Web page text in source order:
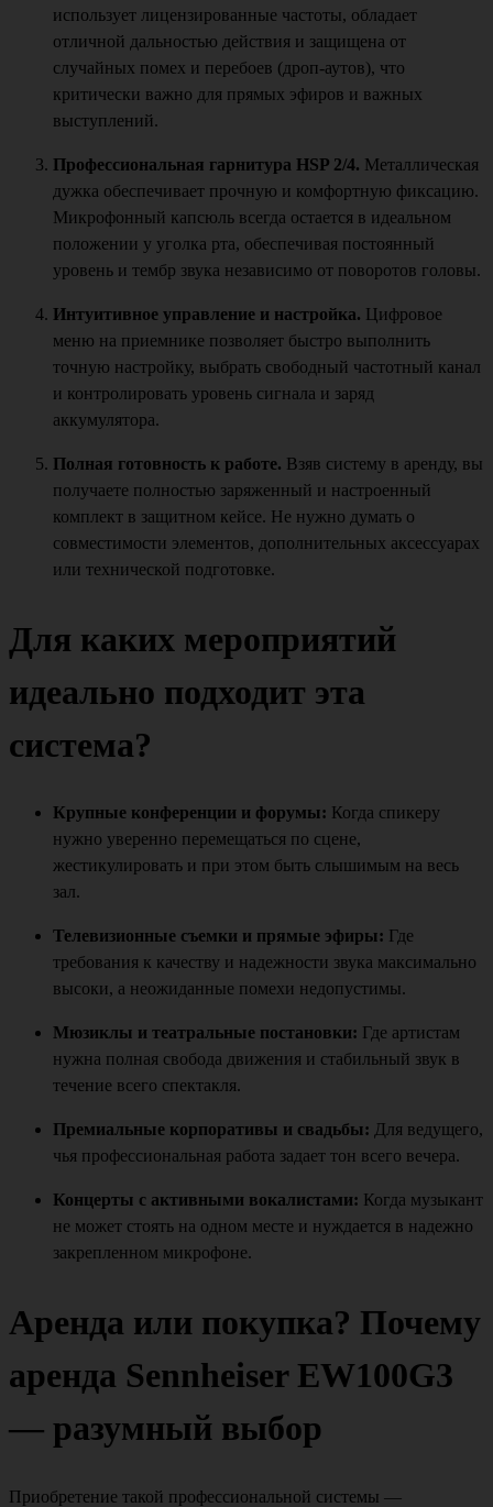
использует лицензированные частоты, обладает
отличной дальностью действия и защищена от
случайных помех и перебоев (дроп-аутов), что
критически важно для прямых эфиров и важных
выступлений.
Профессиональная гарнитура HSP 2/4. Металлическая
дужка обеспечивает прочную и комфортную фиксацию.
Микрофонный капсюль всегда остается в идеальном
положении у уголка рта, обеспечивая постоянный
уровень и тембр звука независимо от поворотов головы.
Интуитивное управление и настройка. Цифровое
меню на приемнике позволяет быстро выполнить
точную настройку, выбрать свободный частотный канал
и контролировать уровень сигнала и заряд
аккумулятора.
Полная готовность к работе. Взяв систему в аренду, вы
получаете полностью заряженный и настроенный
комплект в защитном кейсе. Не нужно думать о
совместимости элементов, дополнительных аксессуарах
или технической подготовке.
Для каких мероприятий
идеально подходит эта
система?
Крупные конференции и форумы: Когда спикеру
нужно уверенно перемещаться по сцене,
жестикулировать и при этом быть слышимым на весь
зал.
Телевизионные съемки и прямые эфиры: Где
требования к качеству и надежности звука максимально
высоки, а неожиданные помехи недопустимы.
Мюзиклы и театральные постановки: Где артистам
нужна полная свобода движения и стабильный звук в
течение всего спектакля.
Премиальные корпоративы и свадьбы: Для ведущего,
чья профессиональная работа задает тон всего вечера.
Концерты с активными вокалистами: Когда музыкант
не может стоять на одном месте и нуждается в надежно
закрепленном микрофоне.
Аренда или покупка? Почему
аренда Sennheiser EW100G3
— разумный выбор
Приобретение такой профессиональной системы —